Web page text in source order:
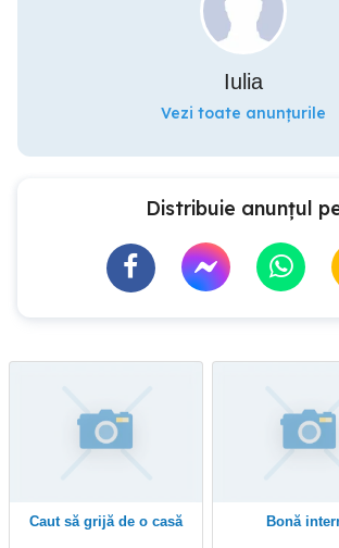
Iulia
Vezi toate anunțurile
Distribuie anunțul
Caut să grijă de o casă Bonă